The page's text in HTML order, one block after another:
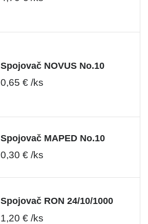
Spojovač NOVUS No.10
0,65 € /ks
Spojovač MAPED No.10
0,30 € /ks
Spojovač RON 24/10/1000
1,20 € /ks